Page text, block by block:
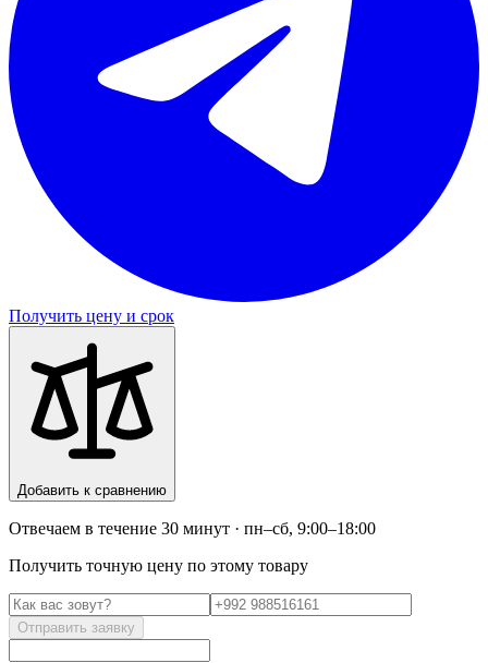
Получить цену и срок
Добавить к сравнению
Отвечаем в течение 30 минут · пн–сб, 9:00–18:00
Получить точную цену по этому товару
Отправить заявку